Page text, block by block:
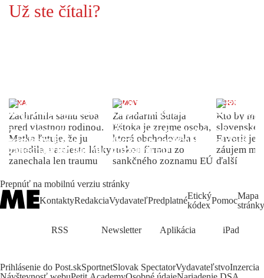
Už ste čítali?
ŽENA
Zachránila samu seba
pred vlastnou rodinou.
Matka ľutuje, že ju
porodila, namiesto lásky
zanechala len traumu
DOMOV
Za radarmi Šutaja
Eštoka je zrejme osoba,
ktorá obchodovala s
ruskou firmou zo
sankčného zoznamu EÚ
INDEX
Kto by
slovenské
Favorit je
záujem
ďalší
Prepnúť na mobilnú verziu stránky
KontaktyRedakciaVydavateľPredplatnéEtický
kódexPomocMapa
stránky
RSS Newsletter Aplikácia iPad
Prihlásenie do Post.skSportnetSlovak SpectatorVydavateľstvoInzercia